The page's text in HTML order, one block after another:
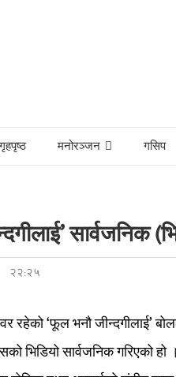
मनोरञ्जन गसिप
सार्वजनिक
२२:२५
रहेको ‘फूल भनौ जीन्दगीलाई’
भिडियो सार्वजनिक